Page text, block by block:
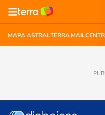
MAPA ASTRALTERRA MAIL